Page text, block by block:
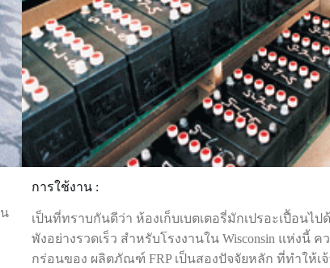
การใช้งาน :
เป็นที่ทราบกันดีว่า ห้องเก็บเบตเตอรี่มักเปรอะเปื้อนไ
พังอย่างรวดเร็ว สำหรับโรงงานใน Wisconsin แห่ง
กร่อนของ ผลิตภัณฑ์ FRP เป็นสองปัจจัยหลัก ที่ทำให้